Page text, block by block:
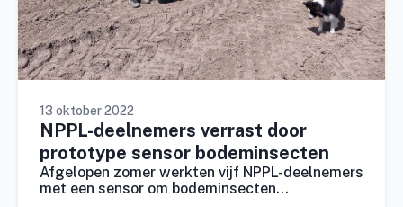
13 oktober 2022
NPPL-deelnemers verrast door
prototype sensor bodeminsecten
Afgelopen zomer werkten vijf NPPL-deelnemers
met een sensor om bodeminsecten…